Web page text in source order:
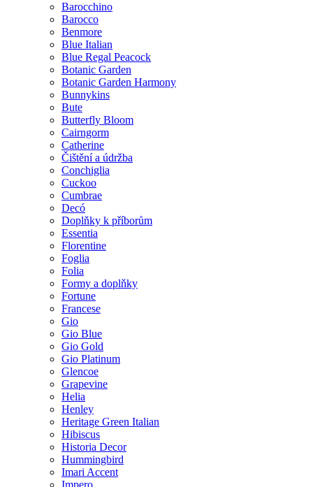
Barocchino
Barocco
Benmore
Blue Italian
Blue Regal Peacock
Botanic Garden
Botanic Garden Harmony
Bunnykins
Bute
Butterfly Bloom
Cairngorm
Catherine
Čištění a údržba
Conchiglia
Cuckoo
Cumbrae
Decó
Doplňky k příborům
Essentia
Florentine
Foglia
Folia
Formy a doplňky
Fortune
Francese
Gio
Gio Blue
Gio Gold
Gio Platinum
Glencoe
Grapevine
Helia
Henley
Heritage Green Italian
Hibiscus
Historia Decor
Hummingbird
Imari Accent